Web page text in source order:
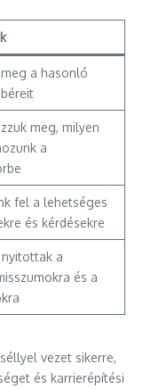
a hasonló
meg, milyen
a
fel a lehetséges
és kérdésekre
a
és a
vezet sikerre,
és karrierépítési